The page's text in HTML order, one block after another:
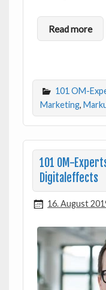
Read more
101 OM-
Marketing,
101 OM-
Digitaleffects
16. August